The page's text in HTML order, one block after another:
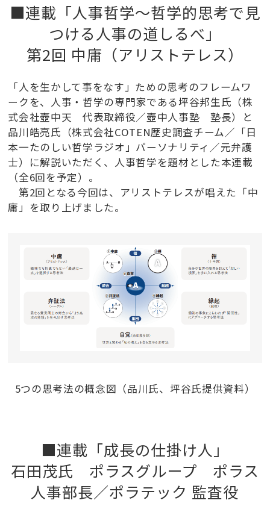
■連載「人事哲学～哲学的思考で見
つける人事の道しるべ」
第2回 中庸（アリストテレス）
「人を生かして事をなす」ための思考のフレームワ
ークを、人事・哲学の専門家である坪谷邦生氏（株
式会社壺中天 代表取締役／壺中人事塾 塾長）と
品川皓亮氏（株式会社COTEN歴史調査チーム／「日
本一たのしい哲学ラジオ」パーソナリティ／元弁護
士）に解説いただく、人事哲学を題材とした本連載
（全6回を予定）。
第2回となる今回は、アリストテレスが唱えた「中
庸」を取り上げました。
5つの思考法の概念図（品川氏、坪谷氏提供資料）
■連載「成長の仕掛け人」
石田茂氏 ポラスグループ ポラス
人事部長／ポラテック 監査役